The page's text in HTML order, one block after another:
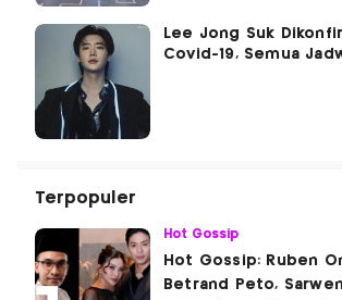
Lee Jong Suk
Covid-19, Semua
Terpopuler
Hot Gossip
Hot Gossip: Ruben
Betrand Peto,